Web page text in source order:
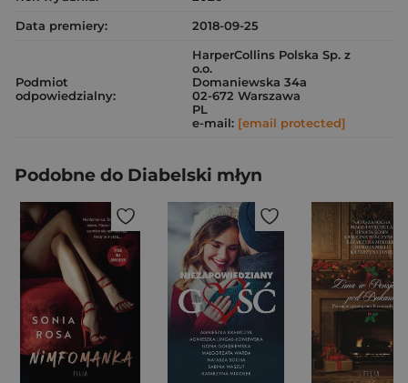
Data premiery:
2018-09-25
Podmiot
odpowiedzialny:
HarperCollins Polska Sp. z
o.o.
Domaniewska 34a
02-672 Warszawa
PL
e-mail: [email protected]
Podobne do Diabelski młyn